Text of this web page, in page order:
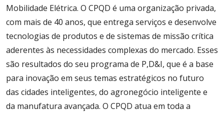
Mobilidade Elétrica. O CPQD é uma organização privada,
com mais de 40 anos, que entrega serviços e desenvolve
tecnologias de produtos e de sistemas de missão crítica
aderentes às necessidades complexas do mercado. Esses
são resultados do seu programa de P,D&I, que é a base
para inovação em seus temas estratégicos no futuro
das cidades inteligentes, do agronegócio inteligente e
da manufatura avançada. O CPQD atua em toda a